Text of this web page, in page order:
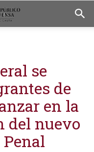
se
de
en la
del nuevo